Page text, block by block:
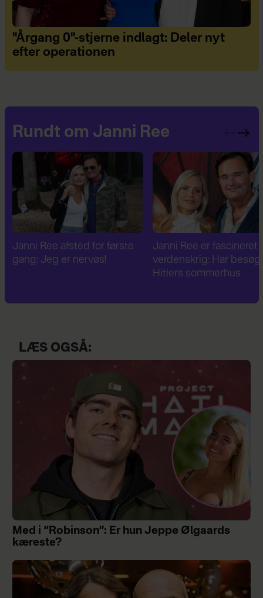
"Årgang 0"-stjerne indlagt: Deler nyt
efter operationen
Rundt om Janni Ree
Janni Ree er fascineret af 2.
verdenskrig: Har besøgt
Janni Ree bryder
tavsheden: "Det er
fuldstændig absurd"
LÆS OGSÅ:
Med i “Robinson”: Er hun Jeppe Ølgaards
kæreste?